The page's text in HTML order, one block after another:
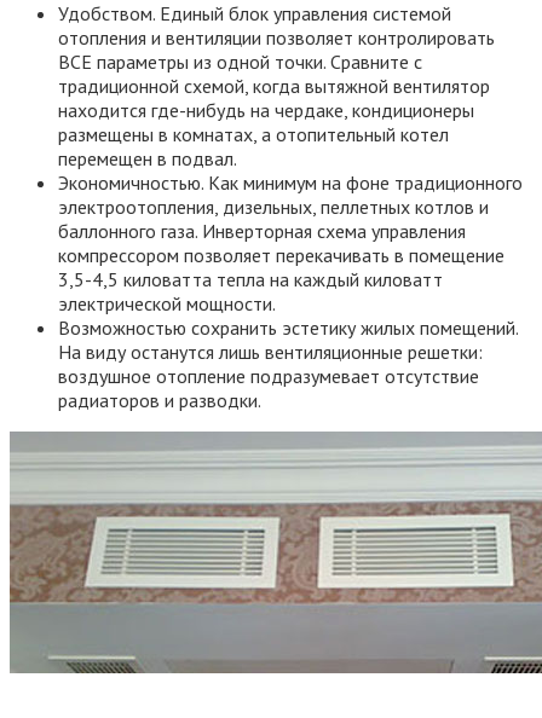
Удобством. Единый блок управления системой
отопления и вентиляции позволяет контролировать
ВСЕ параметры из одной точки. Сравните с
традиционной схемой, когда вытяжной вентилятор
находится где-нибудь на чердаке, кондиционеры
размещены в комнатах, а отопительный котел
перемещен в подвал.
Экономичностью. Как минимум на фоне традиционного
электроотопления, дизельных, пеллетных котлов и
баллонного газа. Инверторная схема управления
компрессором позволяет перекачивать в помещение
3,5-4,5 киловатта тепла на каждый киловатт
электрической мощности.
Возможностью сохранить эстетику жилых помещений.
На виду останутся лишь вентиляционные решетки:
воздушное отопление подразумевает отсутствие
радиаторов и разводки.